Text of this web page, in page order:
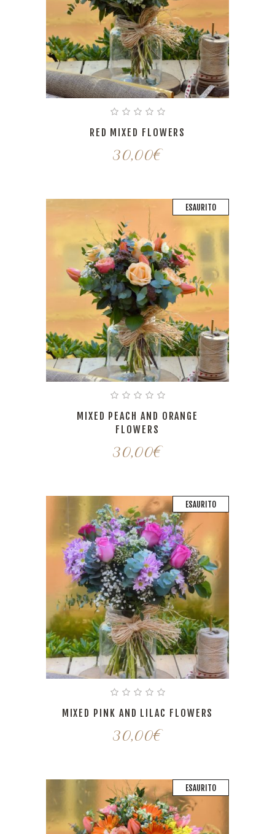
RED MIXED FLOWERS
30,00€
ESAURITO
MIXED PEACH AND ORANGE
FLOWERS
30,00€
ESAURITO
MIXED PINK AND LILAC FLOWERS
30,00€
ESAURITO